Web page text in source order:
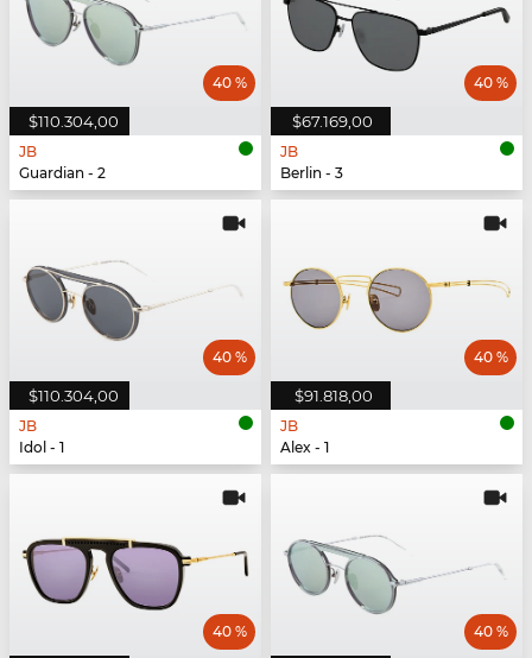
$110.304,00
40 %
JB
Guardian - 2
$67.169,00
40 %
JB
Berlin - 3
$110.304,00
40 %
JB
Idol - 1
$91.818,00
40 %
JB
Alex - 1
40 % 40 %